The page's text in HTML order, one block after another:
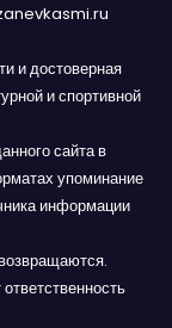
zanevkasmi.ru
и достоверная
и спортивной
сайта в
упоминание
информации